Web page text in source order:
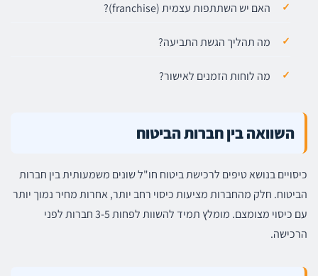
האם יש השתתפות עצמית (franchise)?
מה תהליך הגשת התביעה?
מה לוחות הזמנים לאישור?
השוואה בין חברות הביטוח
כיסויים בנושא טיפים לרכישת ביטוח חו"ל שונים משמעותית בין חברות
הביטוח. חלק מהחברות מציעות כיסוי רחב יותר, אחרות מחיר נמוך יותר
עם כיסוי מצומצם. מומלץ תמיד להשוות לפחות 3-5 חברות לפני
הרכישה.